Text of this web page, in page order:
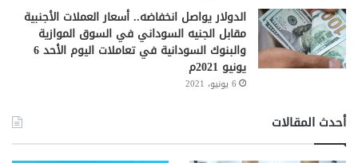
الدولار يواصل انخفاضه.. أسعار العملات الأجنبية
مقابل الجنيه السوداني في السوق الموازية
والبنوك السودانية في تعاملات اليوم الأحد 6
يونيو 2021م
6 يونيو، 2021
أحدث المقالات